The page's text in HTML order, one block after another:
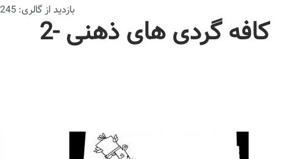
بازدید از گالری: 245 بار
کافه گردی های ذهنی -2